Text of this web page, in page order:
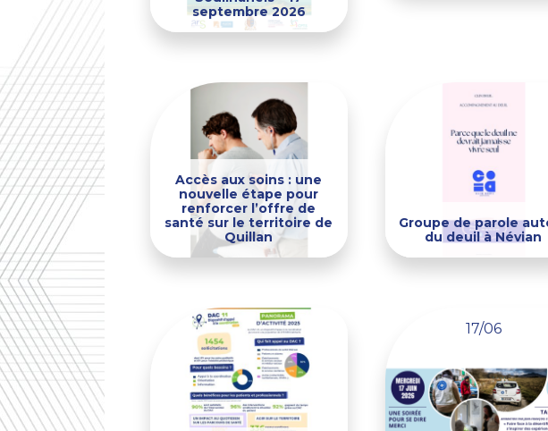
septembre 2026
Accès aux soins : une
nouvelle étape pour
renforcer l’offre de
santé sur le territoire de
Quillan
Groupe de parole
du deuil à Névian
17/06